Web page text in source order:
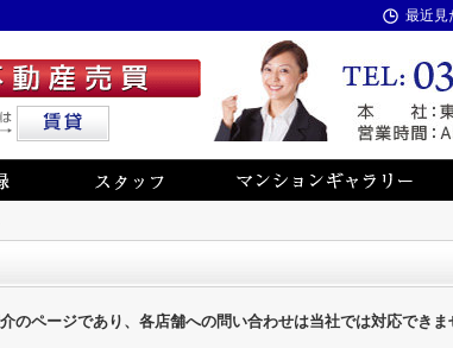
最近見
のページであり、各店舗への問い合わせは当社では対応できま